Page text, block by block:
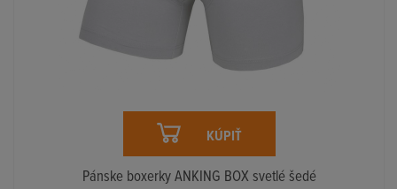
KÚPIŤ
Pánske boxerky ANKING BOX svetlé šedé